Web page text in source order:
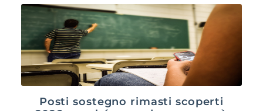
Posti sostegno rimasti scoperti